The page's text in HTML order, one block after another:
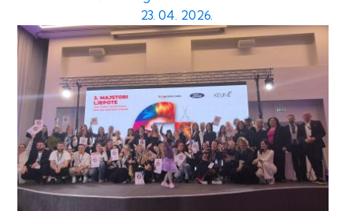
23. 04. 2026.